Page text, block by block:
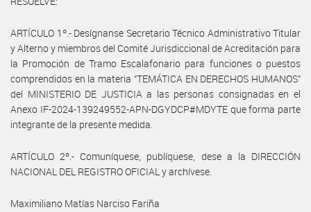
ARTÍCULO 1º.- Desígnanse Secretario Técnico Administrativo Titular
y Alterno y miembros del Comité Jurisdiccional de Acreditación para
la Promoción de Tramo Escalafonario para funciones o puestos
comprendidos en la materia “TEMÁTICA EN DERECHOS HUMANOS”
del MINISTERIO DE JUSTICIA a las personas consignadas en el
Anexo IF-2024-139249552-APN-DGYDCP#MDYTE que forma parte
integrante de la presente medida.
ARTÍCULO 2º.- Comuníquese, publíquese, dese a la DIRECCIÓN
NACIONAL DEL REGISTRO OFICIAL y archívese.
Maximiliano Matías Narciso Fariña